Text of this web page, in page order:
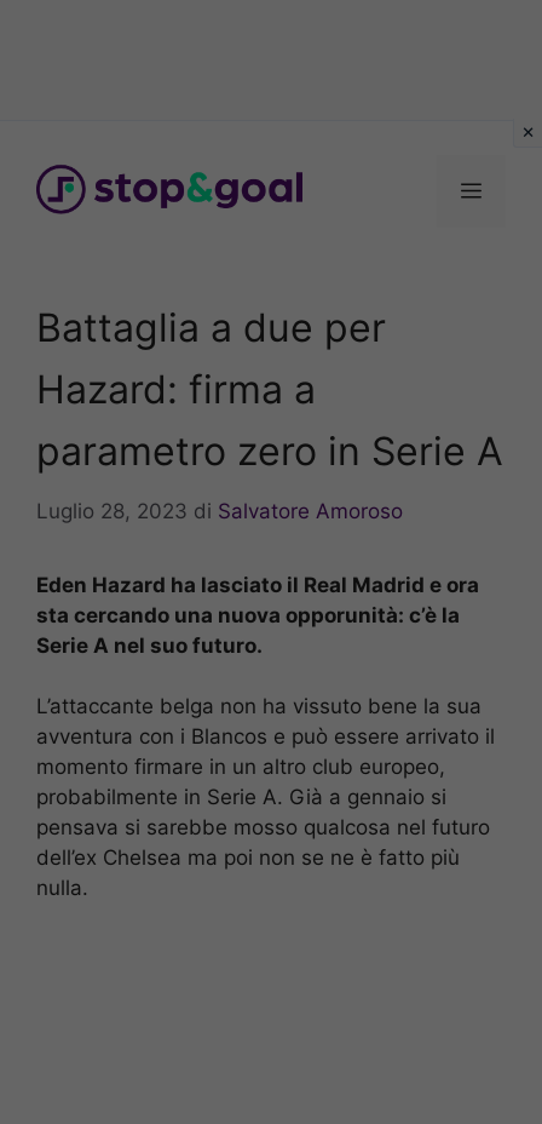
contenuto
Menu
Battaglia a due per
Hazard: firma a
parametro zero in Serie A
Luglio 28, 2023 di Salvatore Amoroso
Eden Hazard ha lasciato il Real Madrid e ora
sta cercando una nuova opporunità: c’è la
Serie A nel suo futuro.
L’attaccante belga non ha vissuto bene la sua
avventura con i Blancos e può essere arrivato il
momento firmare in un altro club europeo,
probabilmente in Serie A. Già a gennaio si
pensava si sarebbe mosso qualcosa nel futuro
dell’ex Chelsea ma poi non se ne è fatto più
nulla.